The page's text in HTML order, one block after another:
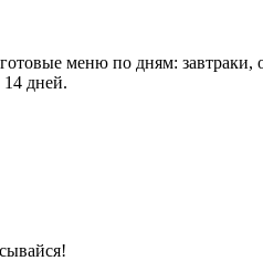
меню по дням:
дней.